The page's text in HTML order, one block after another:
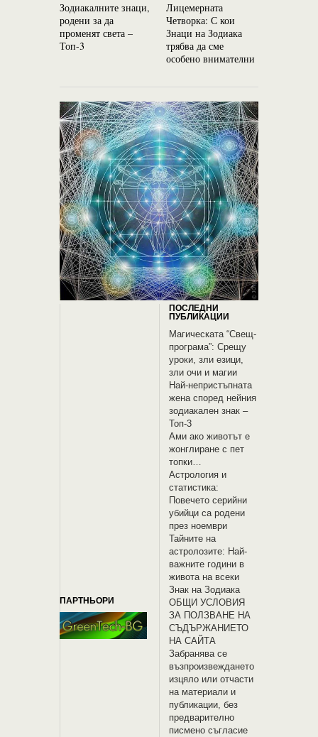
Зодиакалните знаци,
родени за да
променят света –
Топ-3
Лицемерната
Четворка: С кои
Знаци на Зодиака
трябва да сме
особено внимателни
ПОСЛЕДНИ
ПУБЛИКАЦИИ
Магическата “Свещ-
програма”: Срещу
уроки, зли езици,
зли очи и магии
Най-непристъпната
жена според нейния
зодиакален знак –
Топ-3
Ами ако животът е
жонглиране с пет
топки…
Астрология и
статистика:
Повечето серийни
убийци са родени
през ноември
Тайните на
астролозите: Най-
важните години в
живота на всеки
Знак на Зодиака
ПАРТНЬОРИ
OБЩИ УСЛОВИЯ
ЗА ПОЛЗВАНЕ НА
СЪДЪРЖАНИЕТО
НА САЙТА
Забранява се
възпроизвеждането
изцяло или отчасти
на материали и
публикации, без
предварително
писмено съгласие